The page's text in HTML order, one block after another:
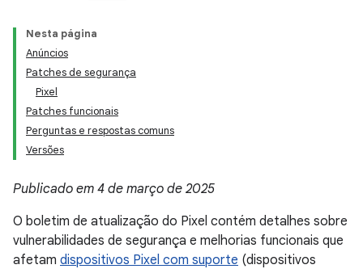
Nesta página
Anúncios
Patches de segurança
Pixel
Patches funcionais
Perguntas e respostas comuns
Versões
Publicado em 4 de março de 2025
O boletim de atualização do Pixel contém detalhes sobre
vulnerabilidades de segurança e melhorias funcionais que
afetam dispositivos Pixel com suporte (dispositivos